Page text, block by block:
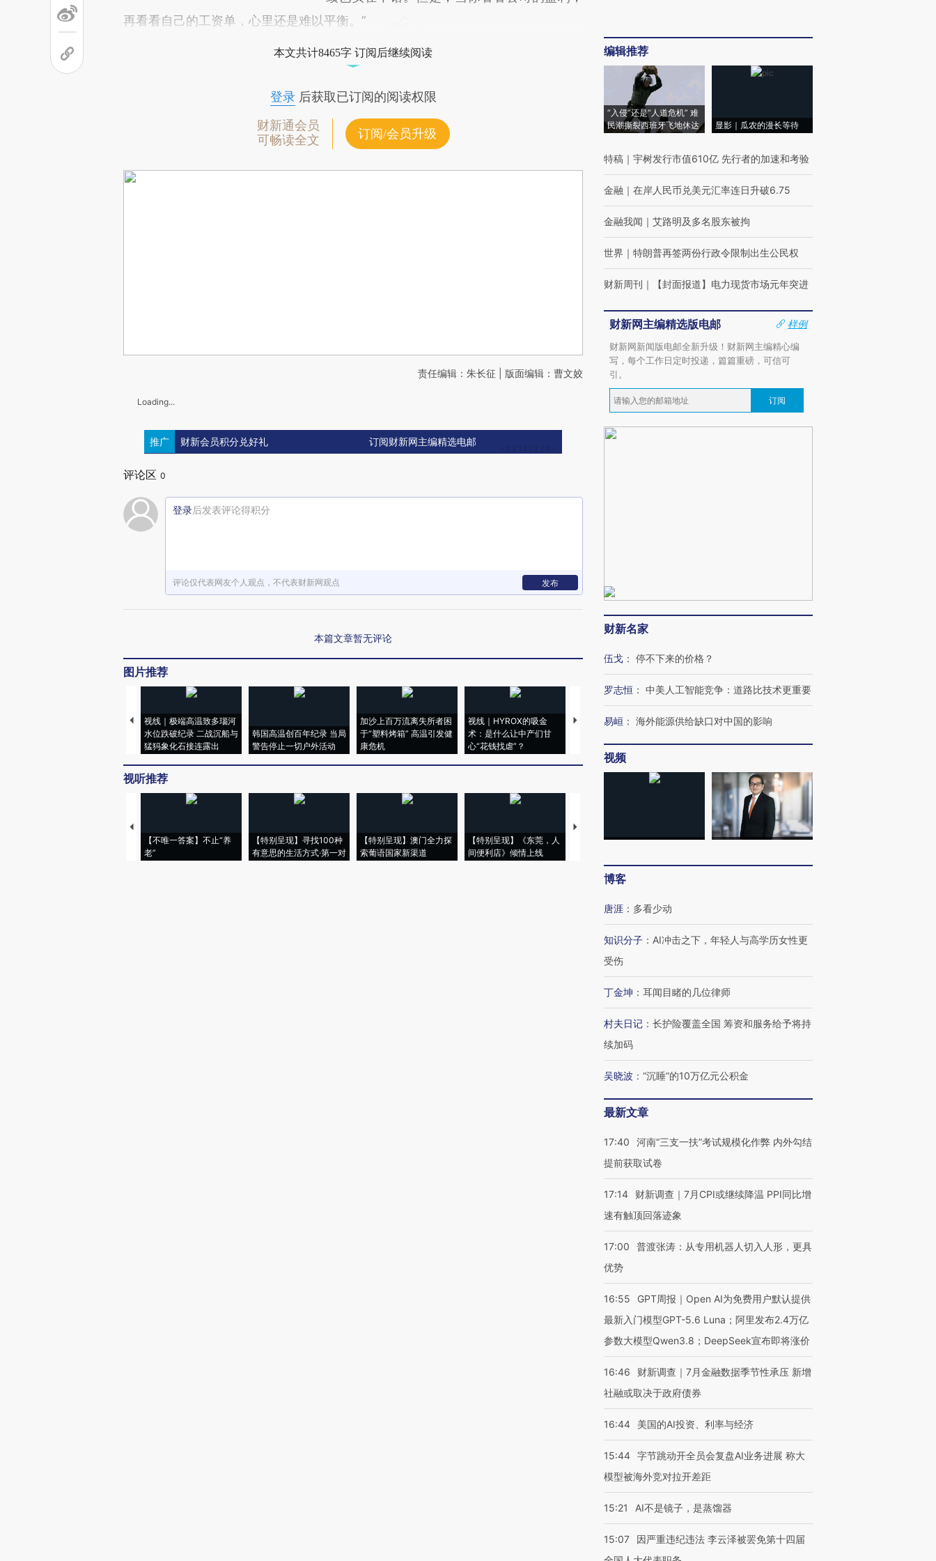
再看看自己的工资单，心里还是难以平衡。”
本文共计8465字 订阅后继续阅读
登录后获取已订阅的阅读权限
财新通会员
可畅读全文
订阅/会员升级
责任编辑：朱长征 | 版面编辑：曹文姣
Loading...
推广 财新会员积分兑好礼 订阅财新网主编精选电邮
评论区 0
登录后发表评论得积分
评论仅代表网友个人观点，不代表财新网观点 发布
本篇文章暂无评论
图片推荐
视线｜极端高温致多瑙河
水位跌破纪录 二战沉船与
猛犸象化石接连露出
韩国高温创百年纪录 当局
警告停止一切户外活动
加沙上百万流离失所者困
于“塑料烤箱” 高温引发健
康危机
视线｜HYROX的吸金
术：是什么让中产们甘
心“花钱找虐”？
马航飞行员跨国走私7万
视线｜被称为“蟑螂”的印
育部长拱下台
飞地休达
视听推荐
【不唯一答案】不止“养
老”
【特别呈现】寻找100种
有意思的生活方式·第一对
【特别呈现】澳门全力探
索葡语国家新渠道
【特别呈现】《东莞，人
间便利店》倾情上线
【推广】走进第四届链博
会，让数智科技“链”接产
【特别呈现】寻找100种
【商旅对话】华住集团
CFO：不靠规模取胜，华
编辑推荐
“入侵”还是“人道危机” 难
民潮撕裂西班牙飞地休达
显影｜瓜农的漫长等待
特稿 ｜ 宇树发行市值610亿 先行者的加速和考验
金融 ｜ 在岸人民币兑美元汇率连日升破6.75
金融我闻 ｜ 艾路明及多名股东被拘
世界 ｜ 特朗普再签两份行政令限制出生公民权
财新周刊 ｜ 【封面报道】电力现货市场元年突进
财新网主编精选版电邮
样例
财新网新闻版电邮全新升级！财新网主编精心编
写，每个工作日定时投递，篇篇重磅，可信可
引。
订阅
财新名家
伍戈 ： 停不下来的价格？
罗志恒 ： 中美人工智能竞争：道路比技术更重要
易峘 ： 海外能源供给缺口对中国的影响
视频
博客
唐涯 ： 多看少动
知识分子 ： AI冲击之下，年轻人与高学历女性更
受伤
丁金坤 ： 耳闻目睹的几位律师
村夫日记 ： 长护险覆盖全国 筹资和服务给予将持
续加码
吴晓波 ： “沉睡”的10万亿元公积金
最新文章
17:40
河南“三支一扶”考试规模化作弊 内外勾结
提前获取试卷
17:14
财新调查｜7月CPI或继续降温 PPI同比增
速有触顶回落迹象
17:00
普渡张涛：从专用机器人切入人形，更具
优势
16:55
GPT周报｜Open AI为免费用户默认提供
最新入门模型GPT-5.6 Luna；阿里发布2.4万亿
参数大模型Qwen3.8；DeepSeek宣布即将涨价
16:46
财新调查｜7月金融数据季节性承压 新增
社融或取决于政府债券
16:44 美国的AI投资、利率与经济
15:44 字节跳动开全员会复盘AI业务进展 称大
模型被海外竞对拉开差距
15:21 AI不是镜子，是蒸馏器
15:07
因严重违纪违法 李云泽被罢免第十四届